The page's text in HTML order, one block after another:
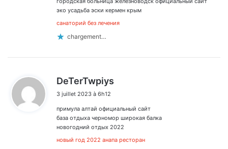
эко усадьба эски кермен крым
санаторий без лечения
chargement…
DeTerTwpiys
:
3 juillet 2023 à 6h12
примула алтай официальный сайт
база отдыха черномор широкая балка
новогодний отдых 2022
новый год 2022 анапа ресторан